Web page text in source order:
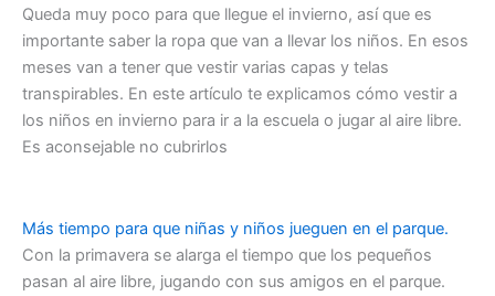
Queda muy poco para que llegue el invierno, así que es
importante saber la ropa que van a llevar los niños. En esos
meses van a tener que vestir varias capas y telas
transpirables. En este artículo te explicamos cómo vestir a
los niños en invierno para ir a la escuela o jugar al aire libre.
Es aconsejable no cubrirlos
Más tiempo para que niñas y niños jueguen en el parque.
Con la primavera se alarga el tiempo que los pequeños
pasan al aire libre, jugando con sus amigos en el parque.